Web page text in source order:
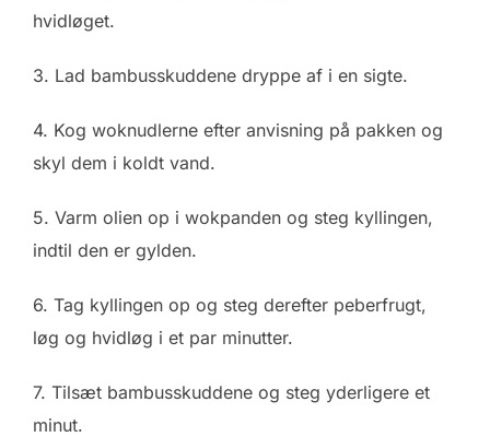
hvidløget.
3. Lad bambusskuddene dryppe af i en sigte.
4. Kog woknudlerne efter anvisning på pakken og
skyl dem i koldt vand.
5. Varm olien op i wokpanden og steg kyllingen,
indtil den er gylden.
6. Tag kyllingen op og steg derefter peberfrugt,
løg og hvidløg i et par minutter.
7. Tilsæt bambusskuddene og steg yderligere et
minut.